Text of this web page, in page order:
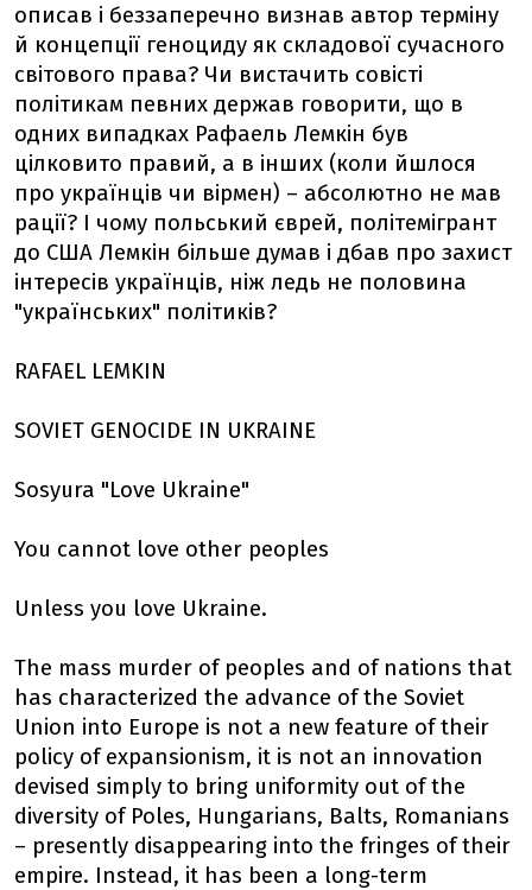
описав і беззаперечно визнав автор терміну
й концепції геноциду як складової сучасного
світового права? Чи вистачить совісті
політикам певних держав говорити, що в
одних випадках Рафаель Лемкін був
цілковито правий, а в інших (коли йшлося
про українців чи вірмен) – абсолютно не мав
рації? І чому польський єврей, політемігрант
до США Лемкін більше думав і дбав про захист
інтересів українців, ніж ледь не половина
"українських" політиків?
RAFAEL LEMKIN
SOVIET GENOCIDE IN UKRAINE
Sosyura "Love Ukraine"
You cannot love other peoples
Unless you love Ukraine.
The mass murder of peoples and of nations that
has characterized the advance of the Soviet
Union into Europe is not a new feature of their
policy of expansionism, it is not an innovation
devised simply to bring uniformity out of the
diversity of Poles, Hungarians, Balts, Romanians
– presently disappearing into the fringes of their
empire. Instead, it has been a long-term